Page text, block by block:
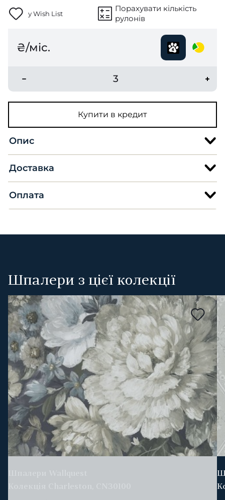
у Wish List
Порахувати кількість
рулонів
₴/міс.
3
Купити в кредит
Опис
Доставка
Оплата
Шпалери з цієї колекції